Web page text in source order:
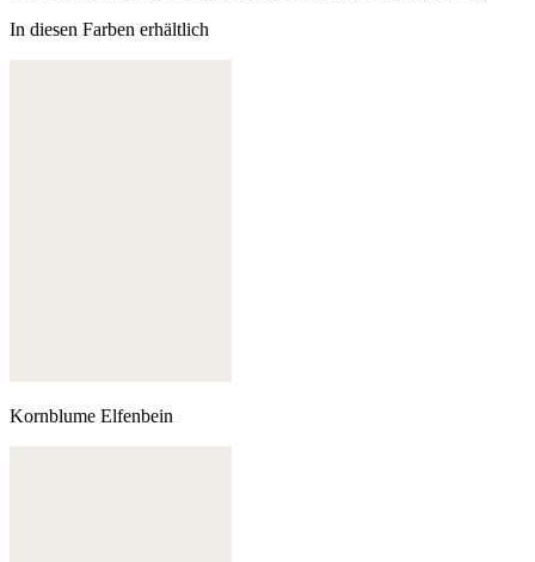
In diesen Farben erhältlich
Kornblume Elfenbein